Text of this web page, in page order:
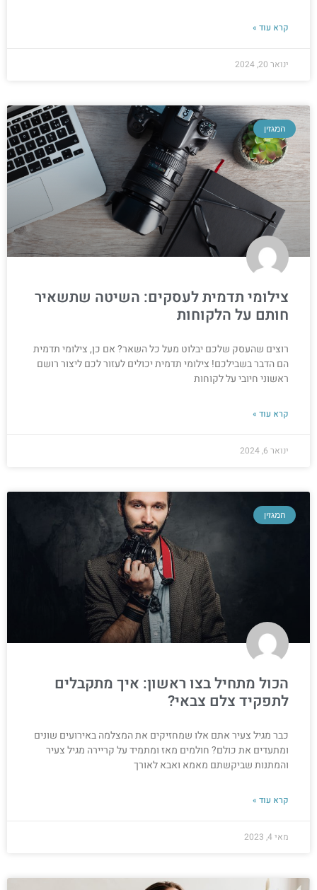
קרא עוד »
ינואר 20, 2024
המגזין
צילומי תדמית לעסקים: השיטה שתשאיר
חותם על הלקוחות
רוצים שהעסק שלכם יבלוט מעל כל השאר? אם כן, צילומי תדמית
הם הדבר בשבילכם! צילומי תדמית יכולים לעזור לכם ליצור רושם
ראשוני חיובי על לקוחות
קרא עוד »
ינואר 6, 2024
המגזין
הכול מתחיל בצו ראשון: איך מתקבלים
לתפקיד צלם צבאי?
כבר מגיל צעיר אתם אלו שמחזיקים את המצלמה באירועים שונים
ומתעדים את כולם? חולמים מאז ומתמיד על קריירה מגיל צעיר
והמתנות שביקשתם מאמא ואבא לאורך
קרא עוד »
מאי 4, 2023